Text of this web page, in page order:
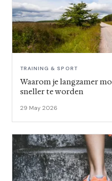
TRAINING & SPORT
Waarom je langzamer
sneller te worden
29 May 2026